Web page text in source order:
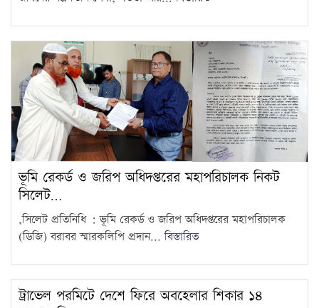
ভূমি রেকর্ড ও জরিপ অধিদপ্তরের মহাপরিচালক নিকট
সিলেট…
,সিলেট প্রতিনিধি : ‎ভূমি রেকর্ড ও জরিপ অধিদপ্তরের মহাপরিচালক
(ডিজি) বরাবর স্মারকলিপি প্রদান...বিস্তারিত
ট্রাভেল পরমিটে দেশে ফিরে অবহেলার শিকার ১৪